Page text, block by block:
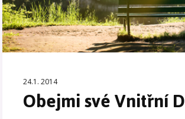
24.1. 2014
Obejmi své Vnitřní